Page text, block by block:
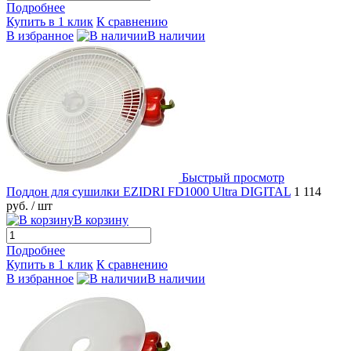
Подробнее
Купить в 1 клик К сравнению
В избранное
В наличии
Быстрый просмотр
Поддон для сушилки EZIDRI FD1000 Ultra DIGITAL 1 114
руб. / шт
В корзину
Подробнее
Купить в 1 клик К сравнению
В избранное
В наличии